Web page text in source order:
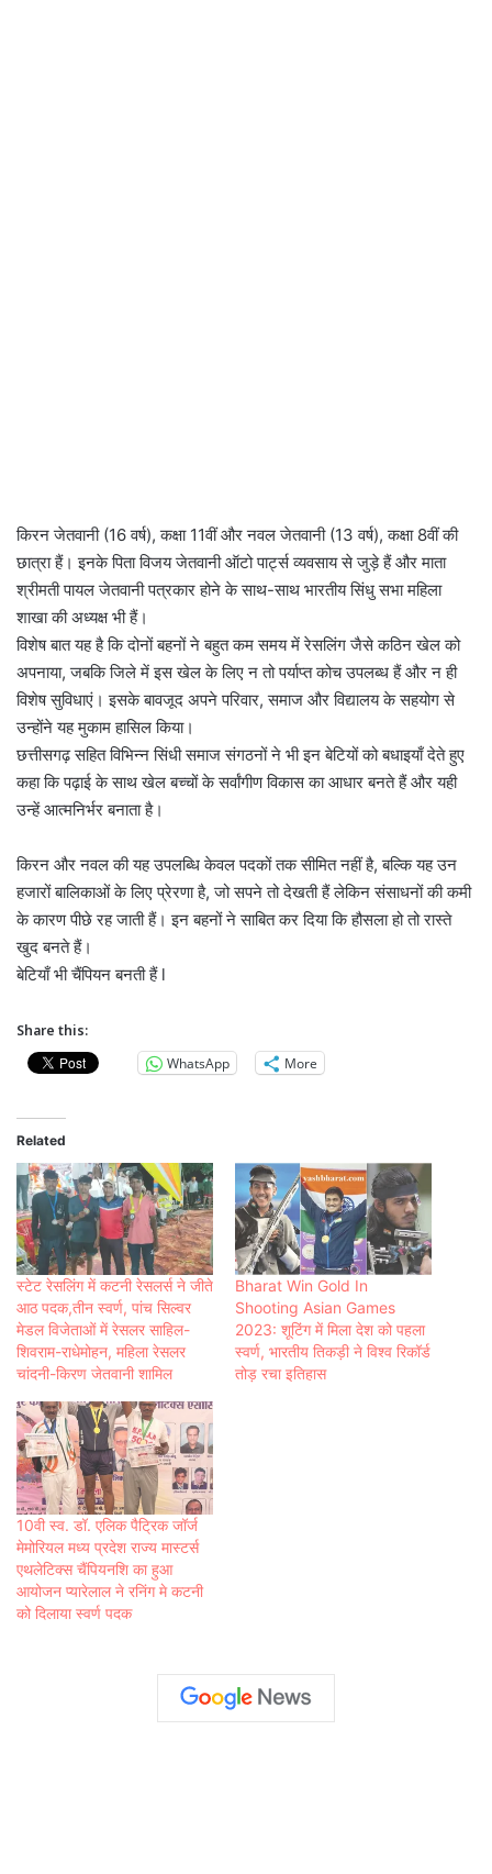
किरन जेतवानी (16 वर्ष), कक्षा 11वीं और नवल जेतवानी (13 वर्ष), कक्षा 8वीं की
छात्रा हैं। इनके पिता विजय जेतवानी ऑटो पार्ट्स व्यवसाय से जुड़े हैं और माता
श्रीमती पायल जेतवानी पत्रकार होने के साथ-साथ भारतीय सिंधु सभा महिला
शाखा की अध्यक्ष भी हैं।
विशेष बात यह है कि दोनों बहनों ने बहुत कम समय में रेसलिंग जैसे कठिन खेल को
अपनाया, जबकि जिले में इस खेल के लिए न तो पर्याप्त कोच उपलब्ध हैं और न ही
विशेष सुविधाएं। इसके बावजूद अपने परिवार, समाज और विद्यालय के सहयोग से
उन्होंने यह मुकाम हासिल किया।
छत्तीसगढ़ सहित विभिन्न सिंधी समाज संगठनों ने भी इन बेटियों को बधाइयाँ देते हुए
कहा कि पढ़ाई के साथ खेल बच्चों के सर्वांगीण विकास का आधार बनते हैं और यही
उन्हें आत्मनिर्भर बनाता है।
किरन और नवल की यह उपलब्धि केवल पदकों तक सीमित नहीं है, बल्कि यह उन
हजारों बालिकाओं के लिए प्रेरणा है, जो सपने तो देखती हैं लेकिन संसाधनों की कमी
के कारण पीछे रह जाती हैं। इन बहनों ने साबित कर दिया कि हौसला हो तो रास्ते
खुद बनते हैं।
बेटियाँ भी चैंपियन बनती हैं l
Share this:
WhatsApp
More
Related
स्टेट रेसलिंग में कटनी रेसलर्स ने जीते
आठ पदक,तीन स्वर्ण, पांच सिल्वर
मेडल विजेताओं में रेसलर साहिल-
शिवराम-राधेमोहन, महिला रेसलर
चांदनी-किरण जेतवानी शामिल
Bharat Win Gold In
Shooting Asian Games
2023: शूटिंग में मिला देश को पहला
स्वर्ण, भारतीय तिकड़ी ने विश्व रिकॉर्ड
तोड़ रचा इतिहास
10वी स्व. डॉ. एलिक पैट्रिक जॉर्ज
मेमोरियल मध्य प्रदेश राज्य मास्टर्स
एथलेटिक्स चैंपियनशि का हुआ
आयोजन प्यारेलाल ने रनिंग मे कटनी
को दिलाया स्वर्ण पदक